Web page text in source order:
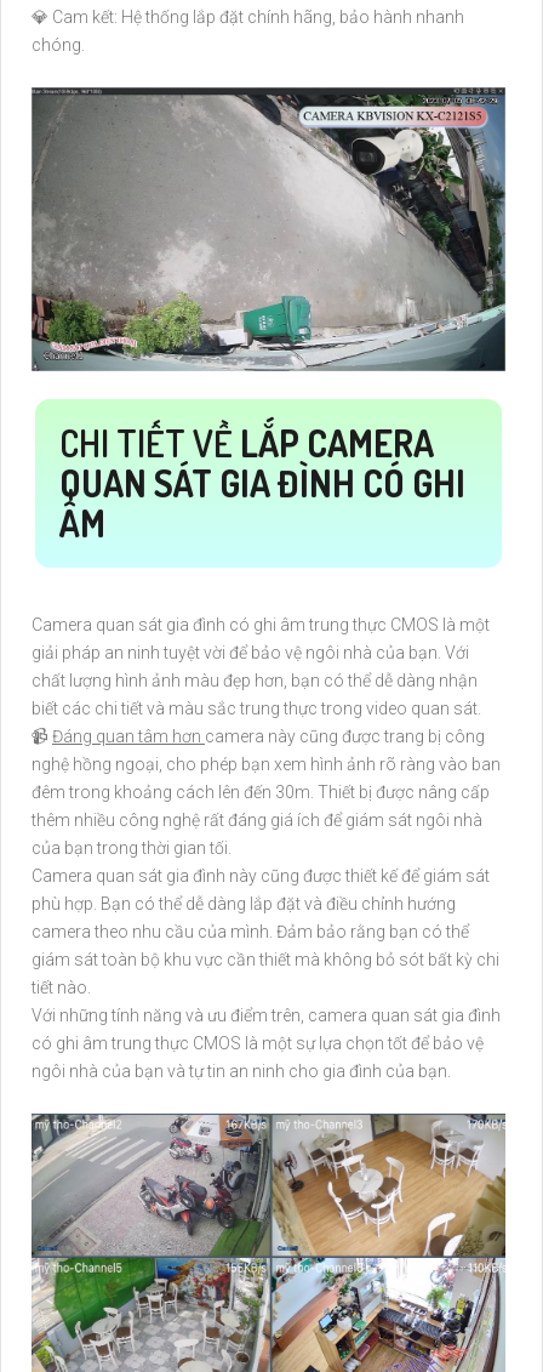
💎 Cam kết: Hệ thống lắp đặt chính hãng, bảo hành nhanh
chóng.
CHI TIẾT VỀ LẮP CAMERA
QUAN SÁT GIA ĐÌNH CÓ GHI
ÂM
Camera quan sát gia đình có ghi âm trung thực CMOS là một
giải pháp an ninh tuyệt vời để bảo vệ ngôi nhà của bạn. Với
chất lượng hình ảnh màu đẹp hơn, bạn có thể dễ dàng nhận
biết các chi tiết và màu sắc trung thực trong video quan sát.
📹 Đáng quan tâm hơn camera này cũng được trang bị công
nghệ hồng ngoại, cho phép bạn xem hình ảnh rõ ràng vào ban
đêm trong khoảng cách lên đến 30m. Thiết bị được nâng cấp
thêm nhiều công nghệ rất đáng giá ích để giám sát ngôi nhà
của bạn trong thời gian tối.
Camera quan sát gia đình này cũng được thiết kế để giám sát
phù hợp. Bạn có thể dễ dàng lắp đặt và điều chỉnh hướng
camera theo nhu cầu của mình. Đảm bảo rằng bạn có thể
giám sát toàn bộ khu vực cần thiết mà không bỏ sót bất kỳ chi
tiết nào.
Với những tính năng và ưu điểm trên, camera quan sát gia đình
có ghi âm trung thực CMOS là một sự lựa chọn tốt để bảo vệ
ngôi nhà của bạn và tự tin an ninh cho gia đình của bạn.